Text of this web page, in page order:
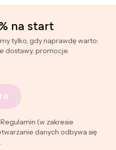
na start
tylko, gdy naprawdę warto:
dostawy, promocje.
(w zakresie
danych odbywa się